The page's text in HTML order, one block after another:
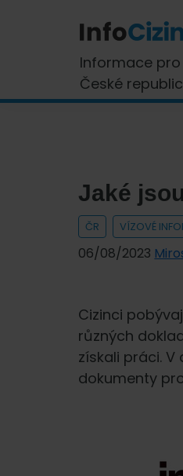
Informace
České
Jaké
ČR VÍZOVÉ
06/08/2023
Cizinci
různých
získali práci.
dokumenty